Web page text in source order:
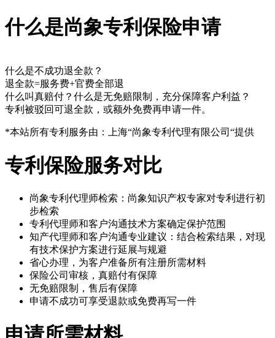
什么是尚象专利保险申请
什么是不成功退全款？
退全款=服务费+官费全部退
什么叫真赔付？什么是无免赔限制，充分保障客户利益？
专利被驳回可退全款，或额外免费再申请一件。
*本站所有专利服务由：上海“尚象专利代理有限公司“提供
专利保险服务对比
尚象专利代理师检索：尚象知识产权专家对专利进行初
步检索
专利代理师和客户沟通技术方案确定保护范围
知产代理师和客户沟通专业建议：结合检索结果，对现
有技术保护方案进行延展与规避
省心办理，为客户准备所有注册所需材料
保险公司审核，真赔付有保障
无免赔限制，售后有保障
申请不成功可享受退款或免费再写一件